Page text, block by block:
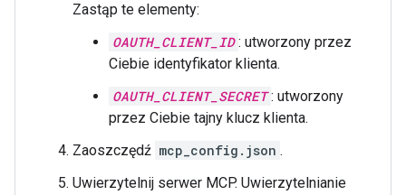
Zastąp te elementy:
OAUTH_CLIENT_ID : utworzony przez
Ciebie identyfikator klienta.
OAUTH_CLIENT_SECRET : utworzony
przez Ciebie tajny klucz klienta.
Zaoszczędź mcp_config.json .
Uwierzytelnij serwer MCP. Uwierzytelnianie